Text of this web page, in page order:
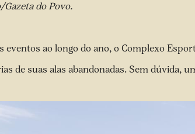
do Povo.
eventos ao longo do ano, o Complexo
de suas alas abandonadas. Sem dúvida,